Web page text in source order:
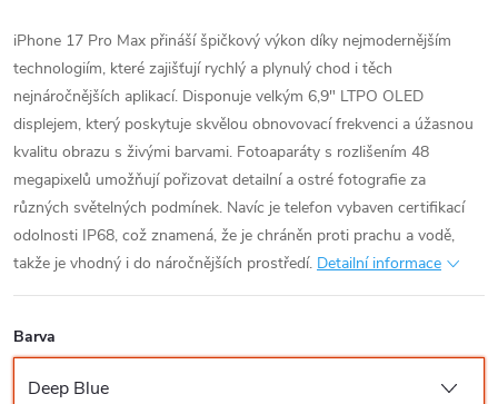
iPhone 17 Pro Max přináší špičkový výkon díky nejmodernějším
technologiím, které zajišťují rychlý a plynulý chod i těch
nejnáročnějších aplikací. Disponuje velkým 6,9" LTPO OLED
displejem, který poskytuje skvělou obnovovací frekvenci a úžasnou
kvalitu obrazu s živými barvami. Fotoaparáty s rozlišením 48
megapixelů umožňují pořizovat detailní a ostré fotografie za
různých světelných podmínek. Navíc je telefon vybaven certifikací
odolnosti IP68, což znamená, že je chráněn proti prachu a vodě,
takže je vhodný i do náročnějších prostředí. Detailní informace
Barva